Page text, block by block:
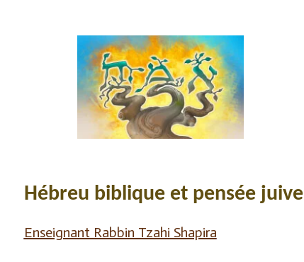
Hébreu biblique et pensée juive
Enseignant Rabbin Tzahi Shapira